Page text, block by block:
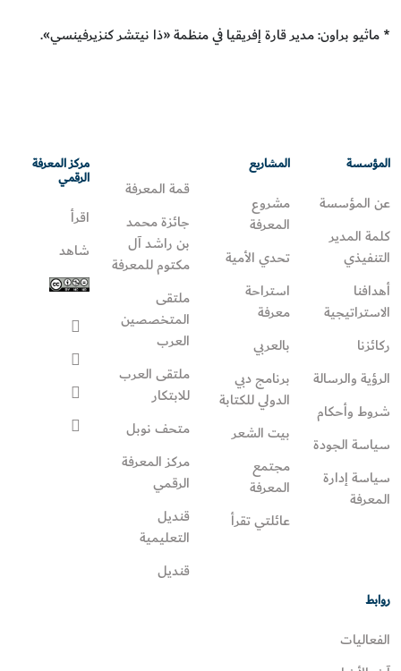
* ماثيو براون: مدير قارة إفريقيا في منظمة «ذا نيتشر كنزيرفينسي».
المؤسسة
عن المؤسسة
كلمة المدير
التنفيذي
أهدافنا
الاستراتيجية
ركائزنا
الرؤية والرسالة
شروط وأحكام
سياسة الجودة
سياسة إدارة
المعرفة
المشاريع
مشروع
المعرفة
تحدي الأمية
استراحة
معرفة
بالعربي
برنامج دبي
الدولي للكتابة
بيت الشعر
مجتمع
المعرفة
عائلتي تقرأ‎
قمة المعرفة
جائزة محمد
بن راشد آل
مكتوم للمعرفة
ملتقى
المتخصصين
العرب
ملتقى العرب
للابتكار
متحف نوبل
مركز المعرفة
الرقمي
قنديل
التعليمية
قنديل
مركز المعرفة
الرقمي
اقرأ
شاهد
روابط
الفعاليات